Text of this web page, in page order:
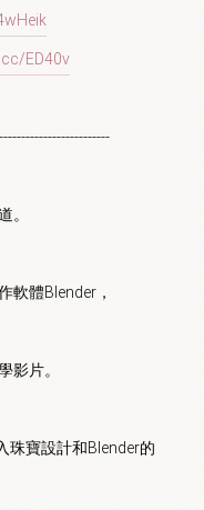
ED40v
。
軟體Blender，
影片。
珠寶設計和Blender的